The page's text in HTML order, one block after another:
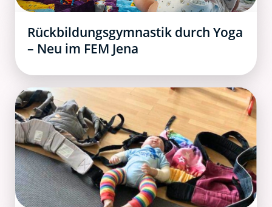
Rückbildungsgymnastik durch Yoga
– Neu im FEM Jena